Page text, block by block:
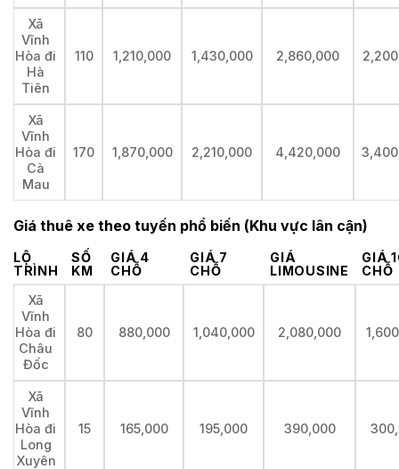
Xã
Vĩnh
Hòa đi
Hà
Tiên
110 1,210,000 1,430,000 2,860,000
Xã
Vĩnh
Hòa đi
Cà
Mau
170 1,870,000 2,210,000 4,420,000
Giá thuê xe theo tuyến phổ biến (Khu vực lân cận)
LỘ
TRÌNH
SỐ
KM
GIÁ 4
CHỖ
GIÁ 7
CHỖ
GIÁ
LIMOUSINE
GIÁ
CHỖ
Xã
Vĩnh
Hòa đi
Châu
Đốc
80 880,000 1,040,000 2,080,000
Xã
Vĩnh
Hòa đi
Long
Xuyên
15 165,000 195,000 390,000